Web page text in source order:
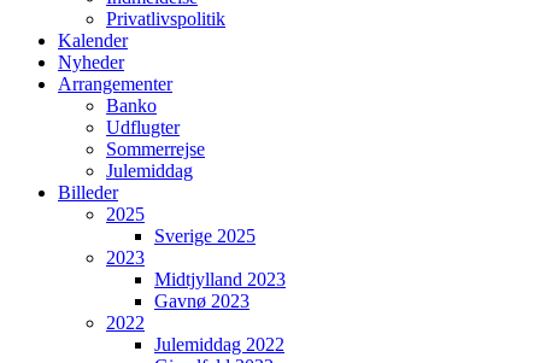
hjælper
hinanden
Privatlivspolitik
Kalender
Nyheder
Arrangementer
Banko
Udflugter
Sommerrejse
Julemiddag
Billeder
2025
Sverige 2025
2023
Midtjylland 2023
Gavnø 2023
2022
Julemiddag 2022